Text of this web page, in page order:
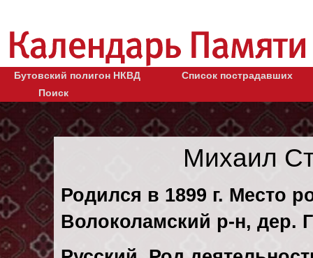
Бутовский полигон НКВД
Список пострадавших
Поиск
Михаил
Родился в 1899 г. Место
Волоколамский р-н, дер.